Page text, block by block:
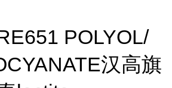
POLYOL/
汉高旗